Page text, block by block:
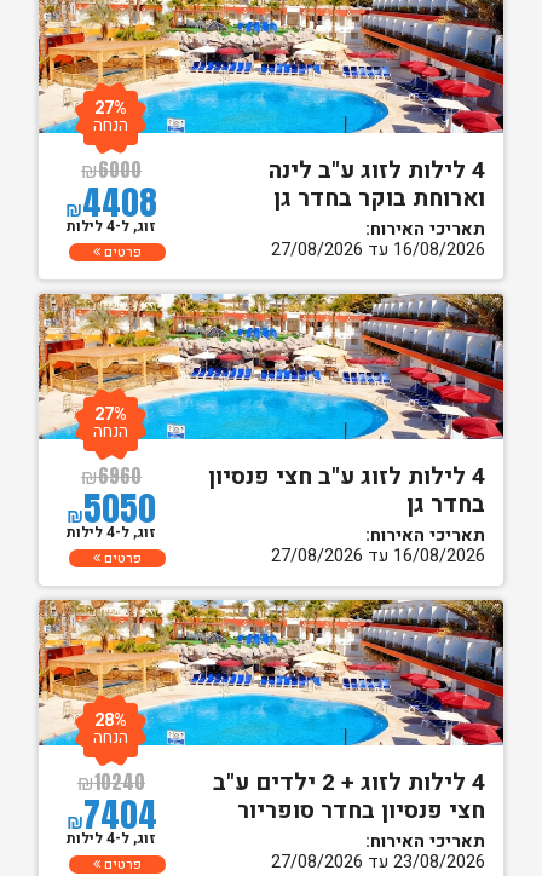
4 לילות לזוג ע"ב לינה
וארוחת בוקר בחדר גן
תאריכי האירוח:
16/08/2026 עד 27/08/2026
₪6000
₪4408
27%
הנחה
זוג, ל-4 לילות
פרטים
4 לילות לזוג ע"ב חצי פנסיון
בחדר גן
תאריכי האירוח:
16/08/2026 עד 27/08/2026
₪6960
₪5050
27%
הנחה
זוג, ל-4 לילות
פרטים
4 לילות לזוג + 2 ילדים ע"ב
חצי פנסיון בחדר סופריור
תאריכי האירוח:
23/08/2026 עד 27/08/2026
₪10240
₪7404
28%
הנחה
זוג, ל-4 לילות
פרטים